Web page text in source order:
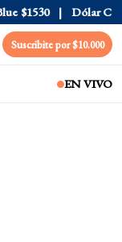
$1530 Dólar CCL
Suscribite por $10.000
EN VIVO